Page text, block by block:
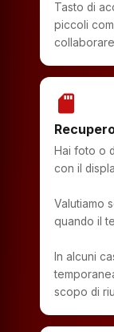
Tasto di
piccoli
sd_storage
Hai foto o
con il
Valutiamo
quando il
In alcuni
scopo di